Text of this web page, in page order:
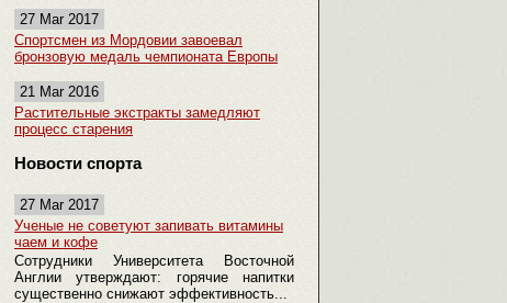
27 Mar 2017
Спортсмен из Мордовии завоевал
бронзовую медаль чемпионата Европы
21 Mar 2016
Растительные экстракты замедляют
процесс старения
Новости спорта
27 Mar 2017
Ученые не советуют запивать витамины
чаем и кофе
Сотрудники Университета Восточной
Англии утверждают: горячие напитки
существенно снижают эффективность...